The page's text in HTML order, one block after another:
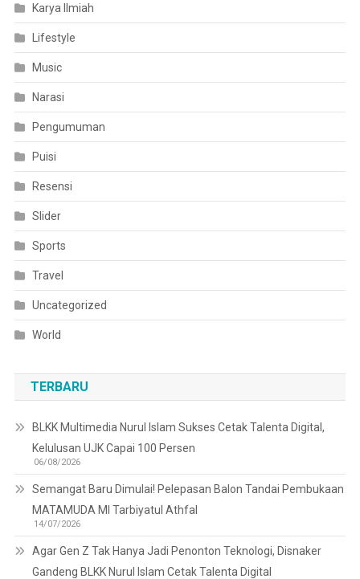
Karya Ilmiah
Lifestyle
Music
Narasi
Pengumuman
Puisi
Resensi
Slider
Sports
Travel
Uncategorized
World
TERBARU
BLKK Multimedia Nurul Islam Sukses Cetak Talenta Digital,
Kelulusan UJK Capai 100 Persen
06/08/2026
Semangat Baru Dimulai! Pelepasan Balon Tandai Pembukaan
MATAMUDA MI Tarbiyatul Athfal
14/07/2026
Agar Gen Z Tak Hanya Jadi Penonton Teknologi, Disnaker
Gandeng BLKK Nurul Islam Cetak Talenta Digital